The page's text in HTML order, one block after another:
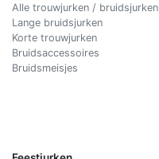
Alle trouwjurken / bruidsjurken
Lange bruidsjurken
Korte trouwjurken
Bruidsaccessoires
Bruidsmeisjes